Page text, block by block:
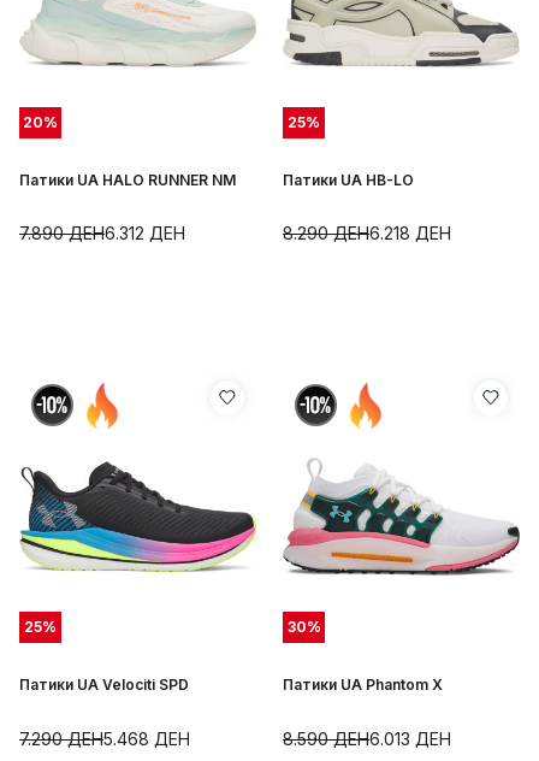
20%
Патики UA HALO RUNNER NM
6.312 ДЕН
7.890ДЕН
25%
Патики UA HB-LO
6.218 ДЕН
8.290ДЕН
25%
Патики UA Velociti SPD
5.468 ДЕН
7.290ДЕН
30%
Патики UA Phantom X
6.013 ДЕН
8.590ДЕН